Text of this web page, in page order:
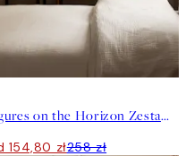
Figures on the Horizon Zestaw Plakatów
154,80 zł258 zł